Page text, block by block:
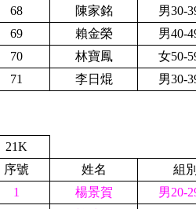
68
陳家銘
男30-
69
賴金榮
男40-
70
林寶鳳
女50-
71
李日焜 男30-
21K
序號 姓名 組
1 楊景賀
男20-